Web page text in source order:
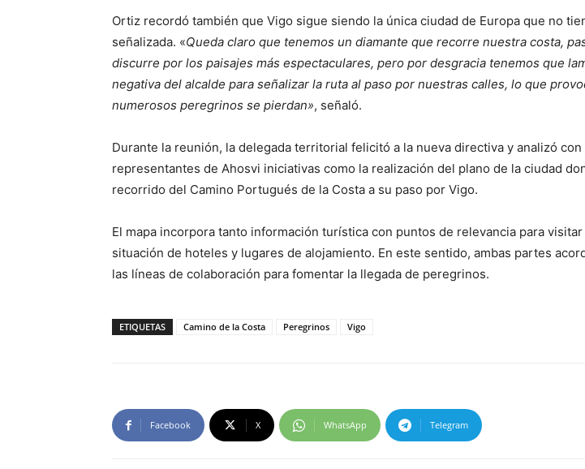
Ortiz recordó también que Vigo sigue siendo la única ciudad de Europa que no
señalizada. «Queda claro que tenemos un diamante que recorre nuestra costa,
discurre por los paisajes más espectaculares, pero por desgracia tenemos que
negativa del alcalde para señalizar la ruta al paso por nuestras calles, lo que
numerosos peregrinos se pierdan», señaló.
Durante la reunión, la delegada territorial felicitó a la nueva directiva y analizó con
representantes de Ahosvi iniciativas como la realización del plano de la ciudad
recorrido del Camino Portugués de la Costa a su paso por Vigo.
El mapa incorpora tanto información turística con puntos de relevancia para
situación de hoteles y lugares de alojamiento. En este sentido, ambas partes
las líneas de colaboración para fomentar la llegada de peregrinos.
ETIQUETAS Camino de la Costa Peregrinos Vigo
Facebook X WhatsApp Telegram